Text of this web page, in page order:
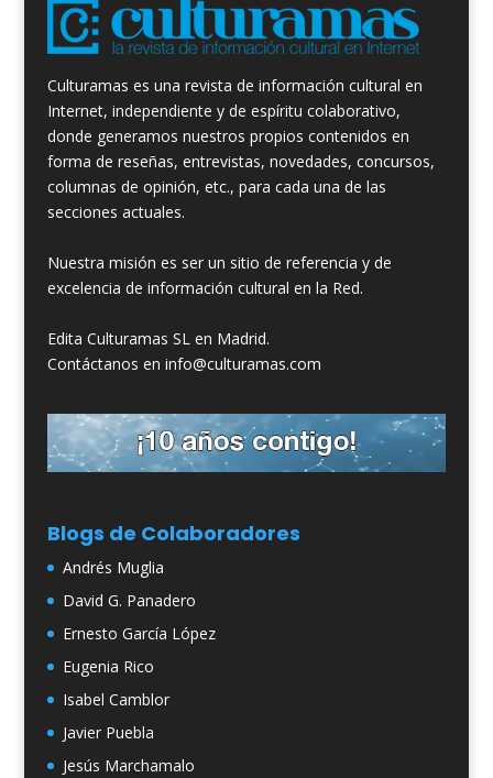
Culturamas es una revista de información cultural en
Internet, independiente y de espíritu colaborativo,
donde generamos nuestros propios contenidos en
forma de reseñas, entrevistas, novedades, concursos,
columnas de opinión, etc., para cada una de las
secciones actuales.
Nuestra misión es ser un sitio de referencia y de
excelencia de información cultural en la Red.
Edita Culturamas SL en Madrid.
Contáctanos en info@culturamas.com
Blogs de Colaboradores
Andrés Muglia
David G. Panadero
Ernesto García López
Eugenia Rico
Isabel Camblor
Javier Puebla
Jesús Marchamalo